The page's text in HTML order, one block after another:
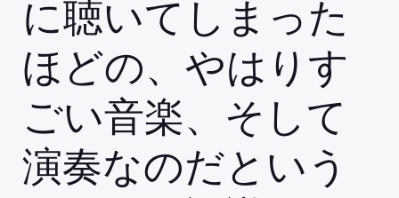
に聴いてしまった
ほどの、やはりす
ごい音楽、そして
演奏なのだという